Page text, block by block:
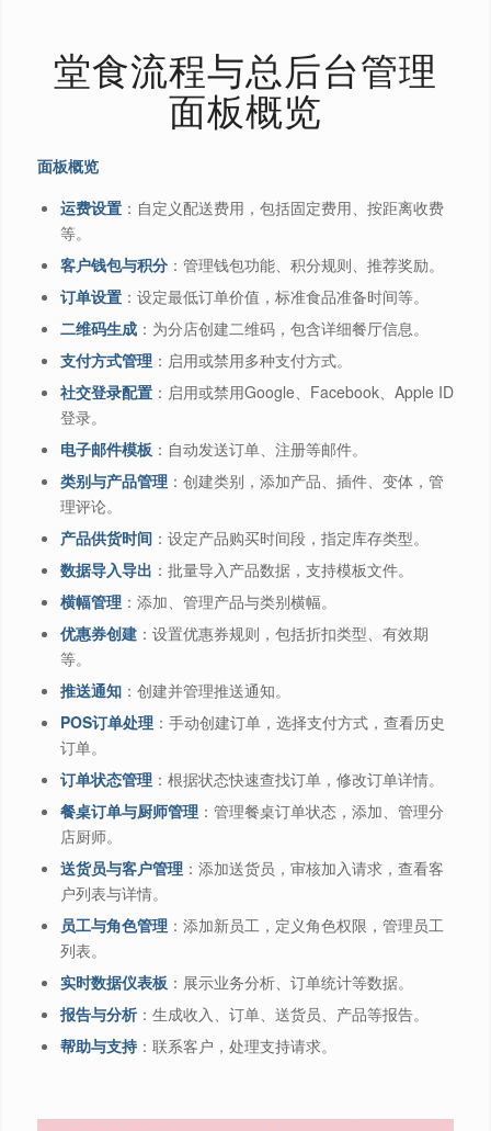
堂食流程与总后台管理
面板概览
面板概览
运费设置：自定义配送费用，包括固定费用、按距离收费
等。
客户钱包与积分：管理钱包功能、积分规则、推荐奖励。
订单设置：设定最低订单价值，标准食品准备时间等。
二维码生成：为分店创建二维码，包含详细餐厅信息。
支付方式管理：启用或禁用多种支付方式。
社交登录配置：启用或禁用Google、Facebook、Apple ID
登录。
电子邮件模板：自动发送订单、注册等邮件。
类别与产品管理：创建类别，添加产品、插件、变体，管
理评论。
产品供货时间：设定产品购买时间段，指定库存类型。
数据导入导出 ：批量导入产品数据，支持模板文件。
横幅管理：添加、管理产品与类别横幅。
优惠券创建：设置优惠券规则，包括折扣类型、有效期
等。
推送通知：创建并管理推送通知。
POS订单处理：手动创建订单，选择支付方式，查看历史
订单。
订单状态管理：根据状态快速查找订单，修改订单详情。
餐桌订单与厨师管理：管理餐桌订单状态，添加、管理分
店厨师。
送货员与客户管理：添加送货员，审核加入请求，查看客
户列表与详情。
员工与角色管理：添加新员工，定义角色权限，管理员工
列表。
实时数据仪表板：展示业务分析、订单统计等数据。
报告与分析：生成收入、订单、送货员、产品等报告。
帮助与支持：联系客户，处理支持请求。